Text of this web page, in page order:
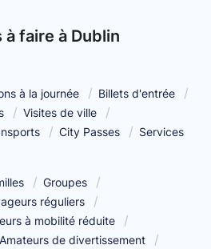
faire à Dublin
à la journée
Billets d'entrée
Visites de ville
City Passes Services
Groupes
réguliers
à mobilité réduite
Amateurs de divertissement